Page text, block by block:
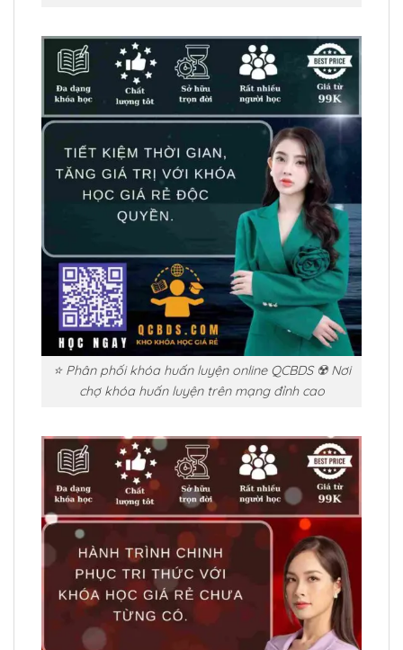
⭐ Phân phối khóa huấn luyện online QCBDS ☢️ Nơi
chợ khóa huấn luyện trên mạng đỉnh cao